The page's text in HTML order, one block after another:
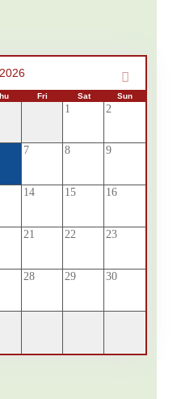
Fri Sat Sun
1 2
7 8 9
14 15 16
21 22 23
28 29 30